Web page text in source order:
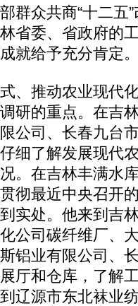
群众共商“十二五
省委、省政府的
就给予充分肯定
推动农业现代
研的重点。在吉
公司、长春九台
细了解发展现代
。在吉林丰满水
彻最近中央召开
实处。他来到吉
公司碳纤维厂、
铝业有限公司、
厅和仓库，了解
辽源市东北袜业